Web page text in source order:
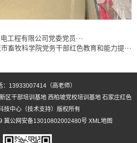
工程有限公司党委党员···
畜牧科学院党务干部红色教育和能力提···
：13933007414（高老师）
区干部培训基地 西柏坡党校培训基地石家庄红色
技中心（技术支持）版权所有
冀公网安备13010802002480号 XML地图